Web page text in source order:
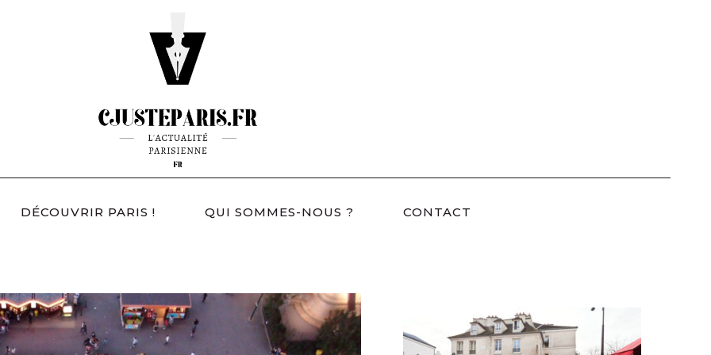
DÉCOUVRIR PARIS ! QUI SOMMES-NOUS ? CONTACT